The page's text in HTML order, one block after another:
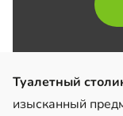
Туалетный
изысканный